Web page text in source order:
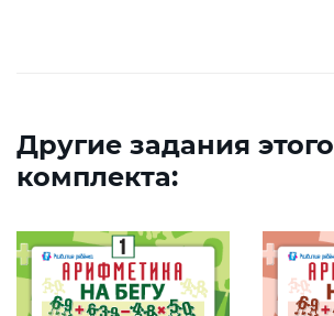
Другие задания этого
комплекта: